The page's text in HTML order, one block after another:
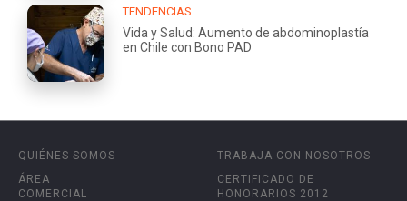
TENDENCIAS
Vida y Salud: Aumento de abdominoplastía
en Chile con Bono PAD
QUIÉNES SOMOS
ÁREA
COMERCIAL
TRABAJA CON NOSOTROS
CERTIFICADO DE
HONORARIOS 2012